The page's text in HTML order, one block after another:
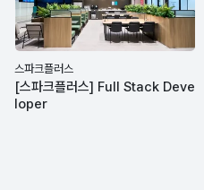
스파크플러스
[스파크플러스] Full Stack Deve
loper